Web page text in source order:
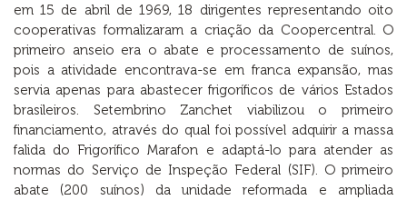
em 15 de abril de 1969, 18 dirigentes representando oito
cooperativas formalizaram a criação da Coopercentral. O
primeiro anseio era o abate e processamento de suínos,
pois a atividade encontrava-se em franca expansão, mas
servia apenas para abastecer frigoríficos de vários Estados
brasileiros. Setembrino Zanchet viabilizou o primeiro
financiamento, através do qual foi possível adquirir a massa
falida do Frigorífico Marafon e adaptá-lo para atender as
normas do Serviço de Inspeção Federal (SIF). O primeiro
abate (200 suínos) da unidade reformada e ampliada